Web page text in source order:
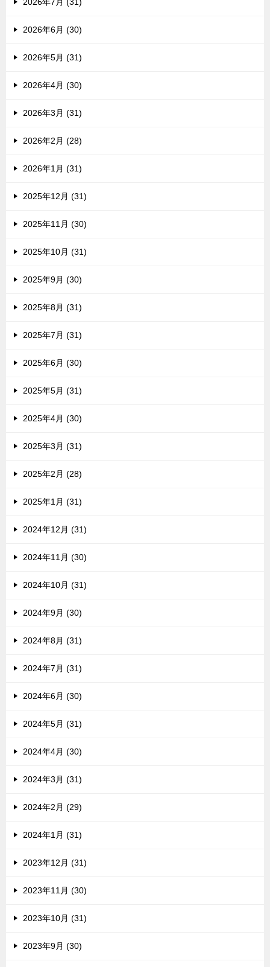
2026年7月 (31)
2026年6月 (30)
2026年5月 (31)
2026年4月 (30)
2026年3月 (31)
2026年2月 (28)
2026年1月 (31)
2025年12月 (31)
2025年11月 (30)
2025年10月 (31)
2025年9月 (30)
2025年8月 (31)
2025年7月 (31)
2025年6月 (30)
2025年5月 (31)
2025年4月 (30)
2025年3月 (31)
2025年2月 (28)
2025年1月 (31)
2024年12月 (31)
2024年11月 (30)
2024年10月 (31)
2024年9月 (30)
2024年8月 (31)
2024年7月 (31)
2024年6月 (30)
2024年5月 (31)
2024年4月 (30)
2024年3月 (31)
2024年2月 (29)
2024年1月 (31)
2023年12月 (31)
2023年11月 (30)
2023年10月 (31)
2023年9月 (30)